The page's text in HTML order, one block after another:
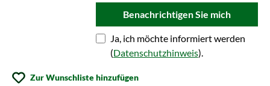
Benachrichtigen Sie mich
Ja, ich möchte informiert werden
(Datenschutzhinweis).
Zur Wunschliste hinzufügen